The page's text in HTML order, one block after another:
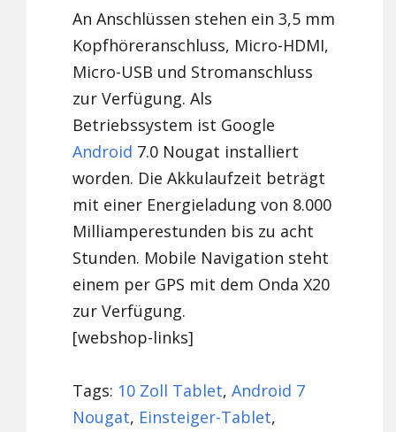
An Anschlüssen stehen ein 3,5 mm
Kopfhöreranschluss, Micro-HDMI,
Micro-USB und Stromanschluss
zur Verfügung. Als
Betriebssystem ist Google
Android 7.0 Nougat installiert
worden. Die Akkulaufzeit beträgt
mit einer Energieladung von 8.000
Milliamperestunden bis zu acht
Stunden. Mobile Navigation steht
einem per GPS mit dem Onda X20
zur Verfügung.
[webshop-links]
Tags: 10 Zoll Tablet,Android 7
Nougat, Einsteiger-Tablet,